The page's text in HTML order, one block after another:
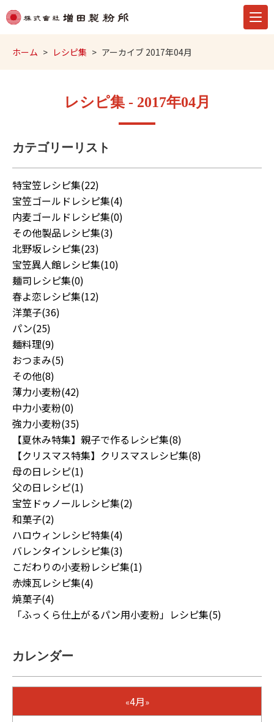
ホーム レシピ集 アーカイブ 2017年04月
レシピ集 - 2017年04月
カテゴリーリスト
特宝笠レシピ集(22)
宝笠ゴールドレシピ集(4)
内麦ゴールドレシピ集(0)
その他製品レシピ集(3)
北野坂レシピ集(23)
宝笠異人館レシピ集(10)
麺司レシピ集(0)
春よ恋レシピ集(12)
洋菓子(36)
パン(25)
麺料理(9)
おつまみ(5)
その他(8)
薄力小麦粉(42)
中力小麦粉(0)
強力小麦粉(35)
【夏休み特集】親子で作るレシピ集(8)
【クリスマス特集】クリスマスレシピ集(8)
母の日レシピ(1)
父の日レシピ(1)
宝笠ドゥノールレシピ集(2)
和菓子(2)
ハロウィンレシピ特集(4)
バレンタインレシピ集(3)
こだわりの小麦粉レシピ集(1)
赤煉瓦レシピ集(4)
焼菓子(4)
「ふっくら仕上がるパン用小麦粉」レシピ集(5)
カレンダー
«4月»